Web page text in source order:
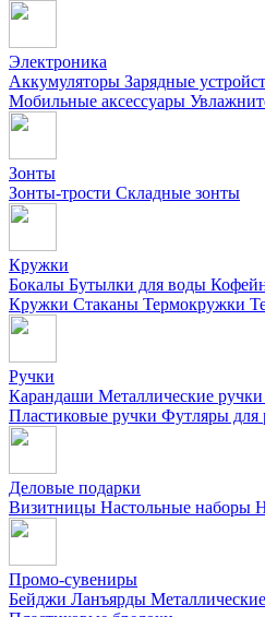
Электроника
Аккумуляторы Зарядные
Мобильные аксессуары
Зонты
Зонты-трости Складные зонты
Кружки
Бокалы Бутылки для воды
Кружки Стаканы Термокружки
Ручки
Карандаши Металлические ручки
Пластиковые ручки Футляры для
Деловые подарки
Визитницы Настольные наборы
Промо-сувениры
Бейджи Ланъярды